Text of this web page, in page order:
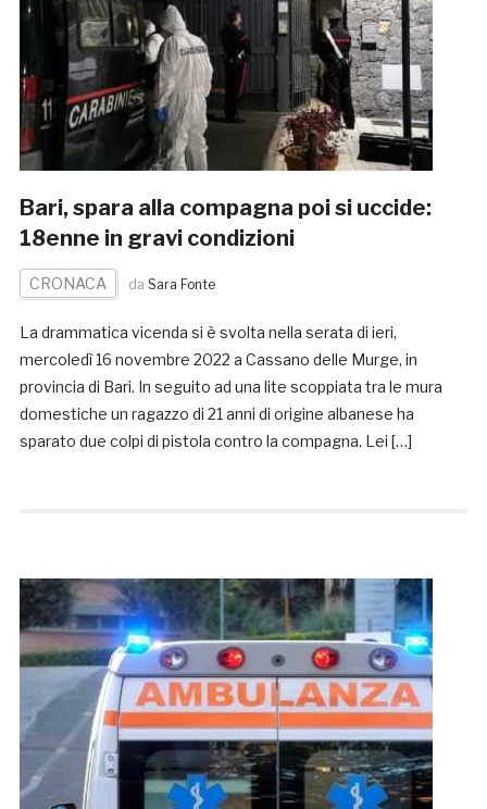
Bari, spara alla compagna poi si uccide:
18enne in gravi condizioni
CRONACA da Sara Fonte
La drammatica vicenda si è svolta nella serata di ieri,
mercoledì 16 novembre 2022 a Cassano delle Murge, in
provincia di Bari. In seguito ad una lite scoppiata tra le mura
domestiche un ragazzo di 21 anni di origine albanese ha
sparato due colpi di pistola contro la compagna. Lei […]